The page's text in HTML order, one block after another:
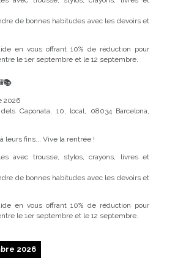
de bonnes habitudes avec les devoirs et
en vous offrant 10% de réduction pour
le 1er septembre et le 12 septembre.
2026
Caponata, 10, local, 08034 Barcelona,
leurs fins... Vive la rentrée !
avec trousse, stylos, crayons, livres et
de bonnes habitudes avec les devoirs et
en vous offrant 10% de réduction pour
le 1er septembre et le 12 septembre.
2026